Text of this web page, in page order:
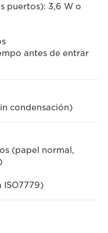
puertos): 3,6 W o
antes de entrar
condensación)
(papel normal,
ISO7779)